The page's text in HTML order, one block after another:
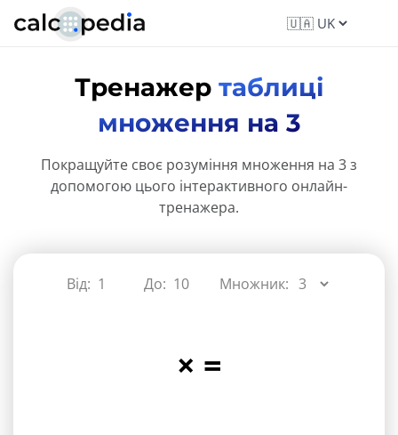
Тренажер таблиці
множення на 3
Покращуйте своє розуміння множення на 3 з
допомогою цього інтерактивного онлайн-
тренажера.
Від: До: Множник:
× =